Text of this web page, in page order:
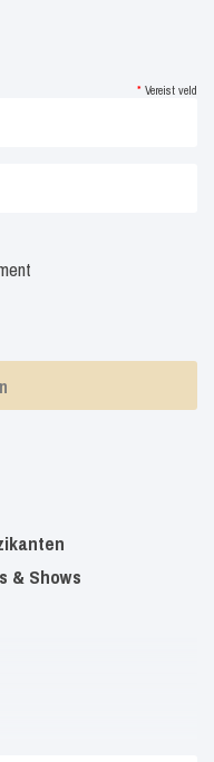
* Vereist veld
& Shows